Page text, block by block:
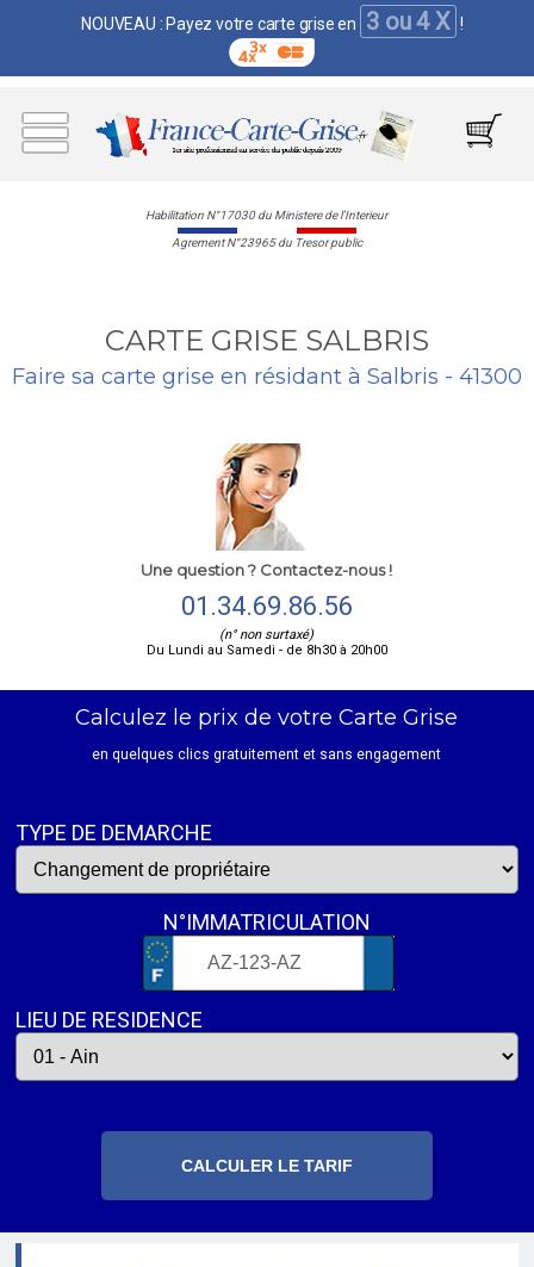
NOUVEAU : Payez votre carte grise en 3 ou 4 X !
Habilitation N°17030 du Ministere de l'Interieur
Agrement N°23965 du Tresor public
CARTE GRISE SALBRIS
Faire sa carte grise en résidant à Salbris - 41300
Une question ? Contactez-nous !
01.34.69.86.56
(n° non surtaxé)
Du Lundi au Samedi - de 8h30 à 20h00
Calculez le prix de votre Carte Grise
en quelques clics gratuitement et sans engagement
TYPE DE DEMARCHE
N°IMMATRICULATION
LIEU DE RESIDENCE